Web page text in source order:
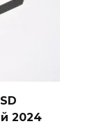
2024